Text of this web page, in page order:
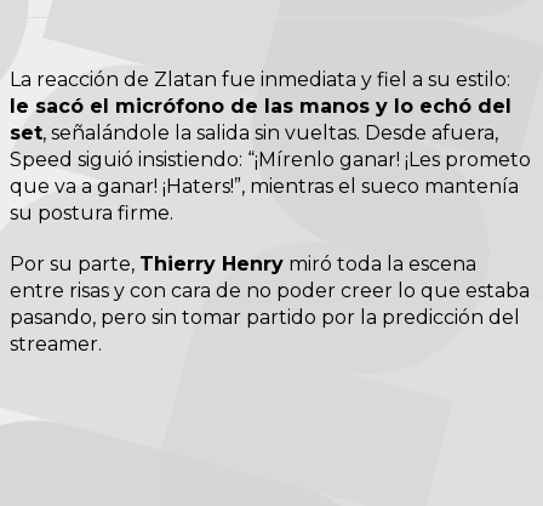
La reacción de Zlatan fue inmediata y fiel a su estilo:
le sacó el micrófono de las manos y lo echó del
set, señalándole la salida sin vueltas. Desde afuera,
Speed siguió insistiendo: “¡Mírenlo ganar! ¡Les prometo
que va a ganar! ¡Haters!”, mientras el sueco mantenía
su postura firme.
Por su parte, Thierry Henry miró toda la escena
entre risas y con cara de no poder creer lo que estaba
pasando, pero sin tomar partido por la predicción del
streamer.